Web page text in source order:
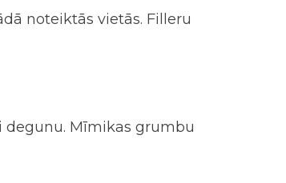
noteiktās vietās. Filleru
degunu. Mīmikas grumbu